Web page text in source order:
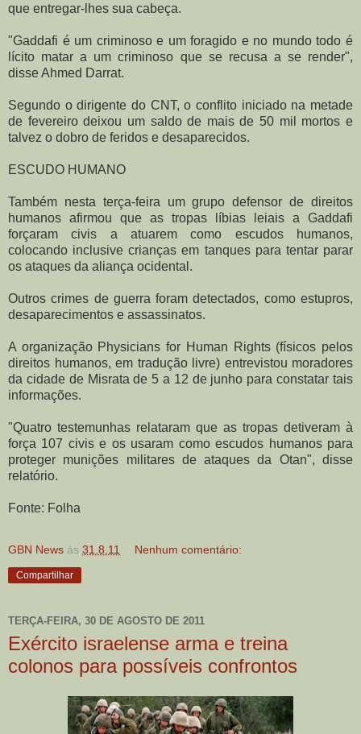
que entregar-lhes sua cabeça.
"Gaddafi é um criminoso e um foragido e no mundo todo é
lícito matar a um criminoso que se recusa a se render",
disse Ahmed Darrat.
Segundo o dirigente do CNT, o conflito iniciado na metade
de fevereiro deixou um saldo de mais de 50 mil mortos e
talvez o dobro de feridos e desaparecidos.
ESCUDO HUMANO
Também nesta terça-feira um grupo defensor de direitos
humanos afirmou que as tropas líbias leiais a Gaddafi
forçaram civis a atuarem como escudos humanos,
colocando inclusive crianças em tanques para tentar parar
os ataques da aliança ocidental.
Outros crimes de guerra foram detectados, como estupros,
desaparecimentos e assassinatos.
A organização Physicians for Human Rights (físicos pelos
direitos humanos, em tradução livre) entrevistou moradores
da cidade de Misrata de 5 a 12 de junho para constatar tais
informações.
"Quatro testemunhas relataram que as tropas detiveram à
força 107 civis e os usaram como escudos humanos para
proteger munições militares de ataques da Otan", disse
relatório.
Fonte: Folha
GBN News às 31.8.11 Nenhum comentário:
Compartilhar
TERÇA-FEIRA, 30 DE AGOSTO DE 2011
Exército israelense arma e treina
colonos para possíveis confrontos